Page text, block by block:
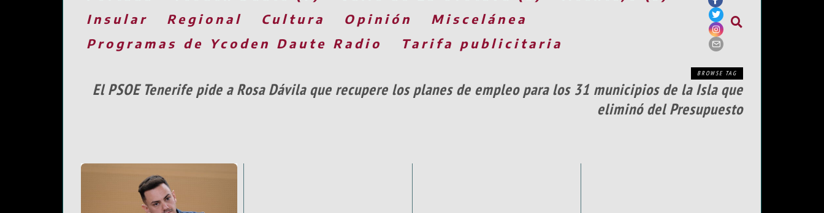
Insular
Regional Cultura Opinión
Miscelánea
Programas de Ycoden Daute Radio
Tarifa publicitaria
BROWSE TAG
El PSOE Tenerife pide a Rosa Dávila que recupere los planes de empleo para los 31 municipios de la Isla que
eliminó del Presupuesto